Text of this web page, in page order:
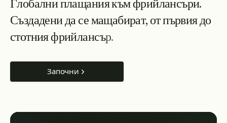
Глобалниплащаниякъмфрийлансъри.
Създаденидасемащабират,отпървиядо
стотнияфрийлансър.
Започни